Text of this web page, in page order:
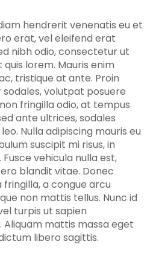
hendrerit venenatis eu et
erat, vel eleifend erat
nibh odio, consectetur ut
lorem. Mauris enim
tristique at ante. Proin
volutpat posuere
fringilla odio, at tempus
ante ultrices, sodales
Nulla adipiscing mauris eu
suscipit mi risus, in
vehicula nulla est,
blandit vitae. Donec
a congue arcu
non mattis tellus. Nunc id
turpis ut sapien
mattis massa eget
libero sagittis.